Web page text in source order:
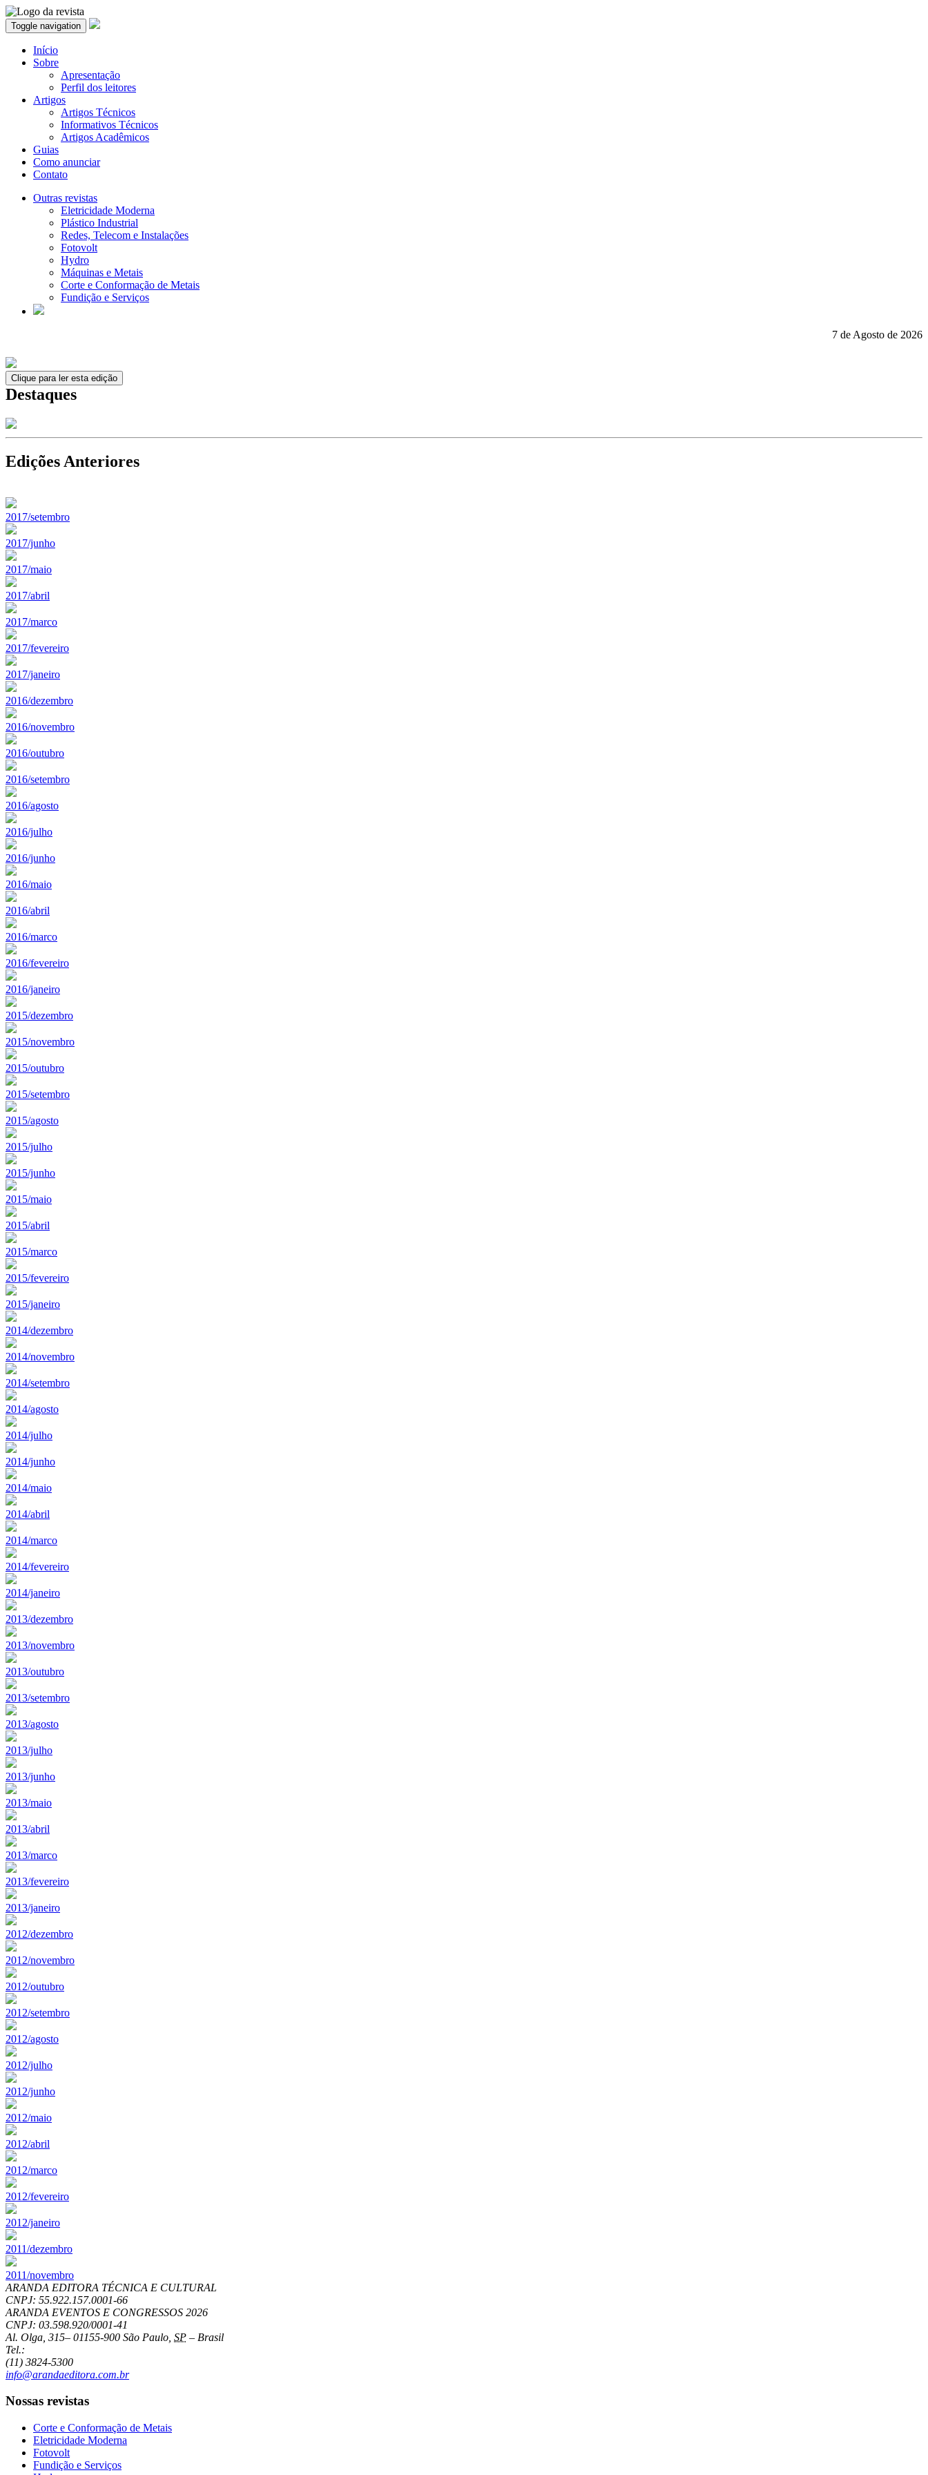
Toggle navigation
Início
Sobre
Apresentação
Perfil dos leitores
Artigos
Artigos Técnicos
Informativos Técnicos
Artigos Acadêmicos
Guias
Como anunciar
Contato
Outras revistas
Eletricidade Moderna
Plástico Industrial
Redes, Telecom e Instalações
Fotovolt
Hydro
Máquinas e Metais
Corte e Conformação de Metais
Fundição e Serviços
7 de Agosto de 2026
Clique para ler esta edição
Destaques
Edições Anteriores
2017/setembro
2017/junho
2017/maio
2017/abril
2017/marco
2017/fevereiro
2017/janeiro
2016/dezembro
2016/novembro
2016/outubro
2016/setembro
2016/agosto
2016/julho
2016/junho
2016/maio
2016/abril
2016/marco
2016/fevereiro
2016/janeiro
2015/dezembro
2015/novembro
2015/outubro
2015/setembro
2015/agosto
2015/julho
2015/junho
2015/maio
2015/abril
2015/marco
2015/fevereiro
2015/janeiro
2014/dezembro
2014/novembro
2014/setembro
2014/agosto
2014/julho
2014/junho
2014/maio
2014/abril
2014/marco
2014/fevereiro
2014/janeiro
2013/dezembro
2013/novembro
2013/outubro
2013/setembro
2013/agosto
2013/julho
2013/junho
2013/maio
2013/abril
2013/marco
2013/fevereiro
2013/janeiro
2012/dezembro
2012/novembro
2012/outubro
2012/setembro
2012/agosto
2012/julho
2012/junho
2012/maio
2012/abril
2012/marco
2012/fevereiro
2012/janeiro
2011/dezembro
2011/novembro
ARANDA EDITORA TÉCNICA E CULTURAL
CNPJ: 55.922.157.0001-66
ARANDA EVENTOS E CONGRESSOS 2026
CNPJ: 03.598.920/0001-41
Al. Olga, 315– 01155-900 São Paulo SP – Brasil
Tel.:
(11) 3824-5300
info@arandaeditora.com.br
Nossas revistas
Corte e Conformação de Metais
Eletricidade Moderna
Fotovolt
Fundição e Serviços